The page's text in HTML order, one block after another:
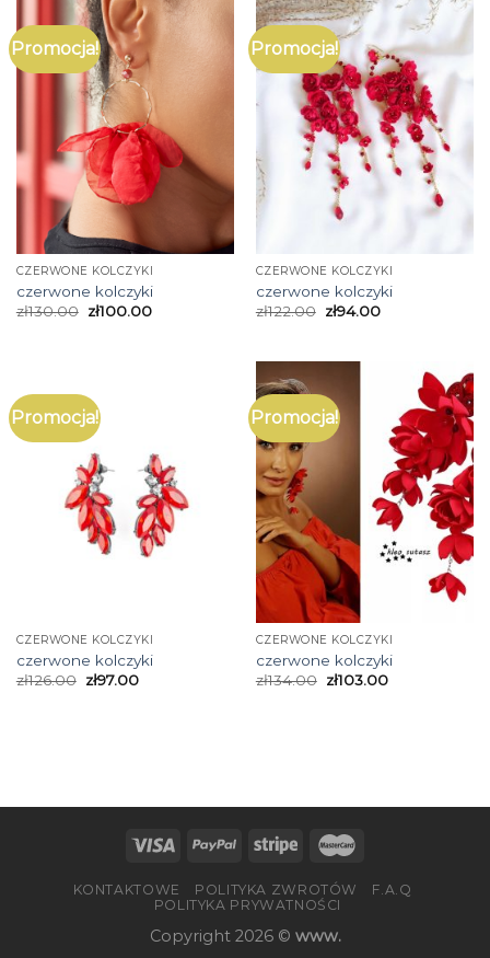
Promocja!
CZERWONE KOLCZYKI
czerwone kolczyki
zł130.00 zł100.00
Promocja!
CZERWONE KOLCZYKI
czerwone kolczyki
zł122.00 zł94.00
Promocja!
CZERWONE KOLCZYKI
czerwone kolczyki
zł126.00 zł97.00
Promocja!
CZERWONE KOLCZYKI
czerwone kolczyki
zł134.00 zł103.00
KONTAKTOWE POLITYKA ZWROTÓW
F.A.Q
POLITYKA PRYWATNOŚCI
Copyright 2026 © www.